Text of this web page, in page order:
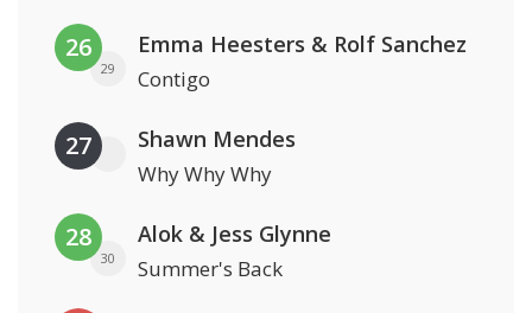
26
29
Emma Heesters & Rolf Sanchez
Contigo
27 Shawn Mendes
Why Why Why
28
30
Alok & Jess Glynne
Summer's Back